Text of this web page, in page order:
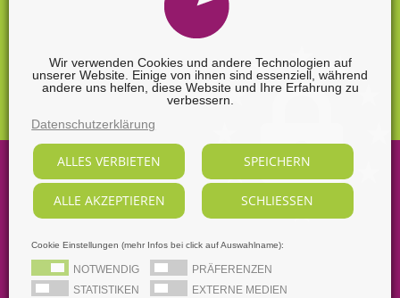
Wir verwenden Cookies und andere Technologien auf
unserer Website. Einige von ihnen sind essenziell, während
andere uns helfen, diese Website und Ihre Erfahrung zu
verbessern.
Datenschutzerklärung
ALLES VERBIETEN SPEICHERN
ALLE AKZEPTIEREN SCHLIESSEN
Cookie Einstellungen (mehr Infos bei click auf Auswahlname):
NOTWENDIG
PRÄFERENZEN
STATISTIKEN
EXTERNE MEDIEN
Widerrufsformular
2026Sabine Nendel Mediengestalterin.
Alle Rechte vorbehalten, soweit nicht ausdrücklich anders
gekennzeichnet.
AGB Datenschutz
Dezidierter Bildnachweis
Impressum